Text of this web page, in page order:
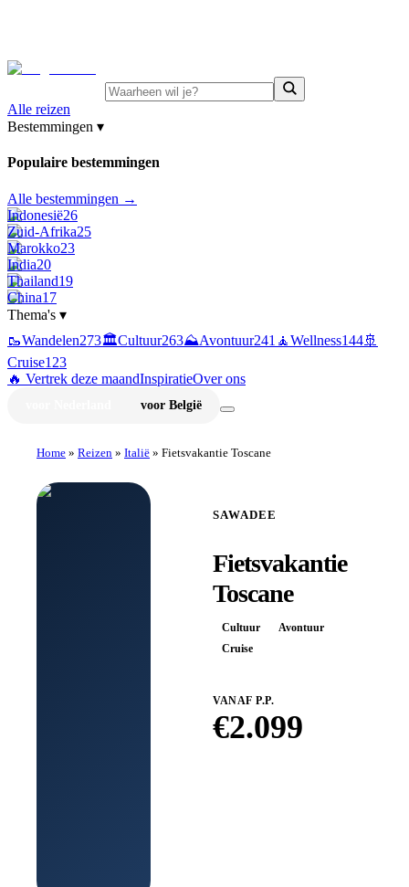
Alle reizen
Bestemmingen ▾
Populaire bestemmingen
Alle bestemmingen →
Indonesië26
Zuid-Afrika25
Marokko23
India20
Thailand19
China17
Thema's ▾
🥾Wandelen273🏛️Cultuur263⛰️Avontuur241 🧘Wellness144🚢
Cruise123
🔥 Vertrek deze maandInspiratieOver ons
voor België
Home » Reizen » Italië » Fietsvakantie Toscane
SAWADEE
Fietsvakantie
Toscane
Cultuur
Avontuur
Cruise
VANAF P.P.
€2.099